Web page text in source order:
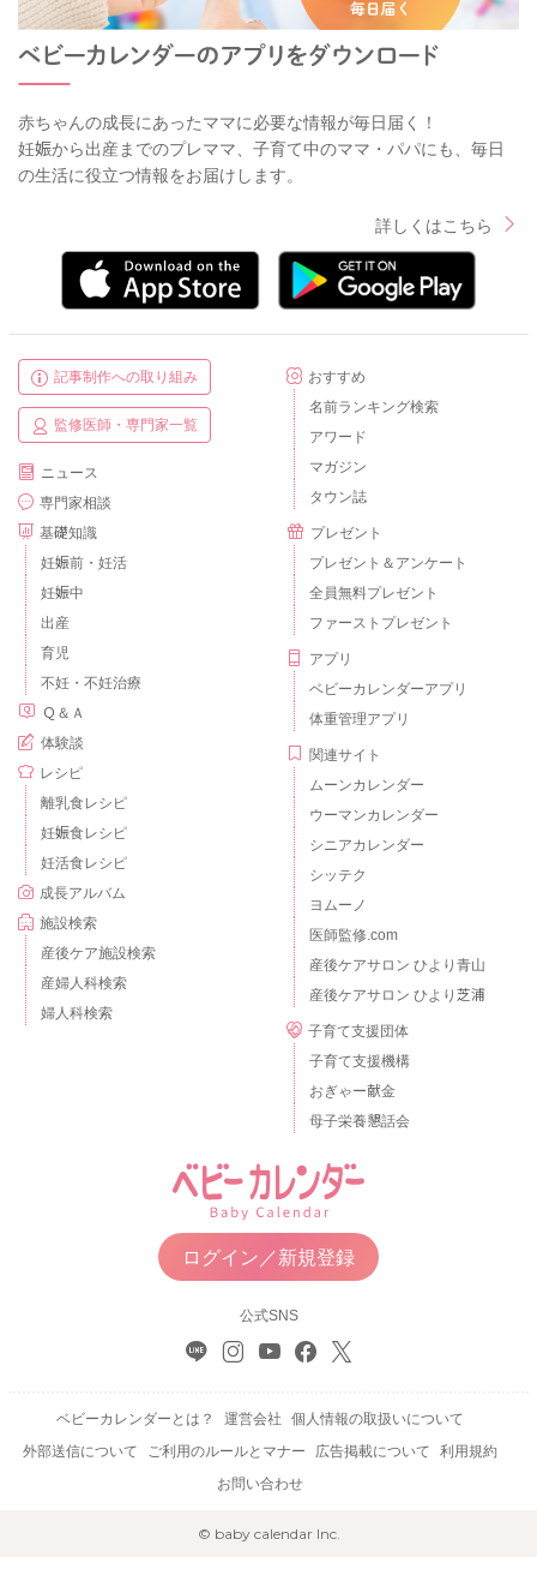
赤ちゃんの成長にあったママに必要な情報が毎日届く！
妊娠から出産までのプレママ、子育て中のママ・パパにも、毎日
の生活に役立つ情報をお届けします。
詳しくはこちら
記事制作への取り組み
監修医師・専門家一覧
ニュース
専門家相談
基礎知識
妊娠前・妊活
妊娠中
出産
育児
不妊・不妊治療
Ｑ＆Ａ
体験談
レシピ
離乳食レシピ
妊娠食レシピ
妊活食レシピ
成長アルバム
施設検索
産後ケア施設検索
産婦人科検索
婦人科検索
おすすめ
名前ランキング検索
アワード
マガジン
タウン誌
プレゼント
プレゼント＆アンケート
全員無料プレゼント
ファーストプレゼント
アプリ
ベビーカレンダーアプリ
体重管理アプリ
関連サイト
ムーンカレンダー
ウーマンカレンダー
シニアカレンダー
シッテク
ヨムーノ
医師監修.com
産後ケアサロン ひより青山
産後ケアサロン ひより芝浦
子育て支援団体
子育て支援機構
おぎゃー献金
母子栄養懇話会
ログイン／新規登録
公式SNS
ベビーカレンダーとは？ 運営会社
個人情報の取扱いについて
外部送信について
ご利用のルールとマナー 広告掲載について
利用規約
お問い合わせ
© baby calendar Inc.